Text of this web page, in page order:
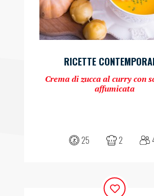
RICETTE
Crema di zucca al curry con
affumicata
25 2